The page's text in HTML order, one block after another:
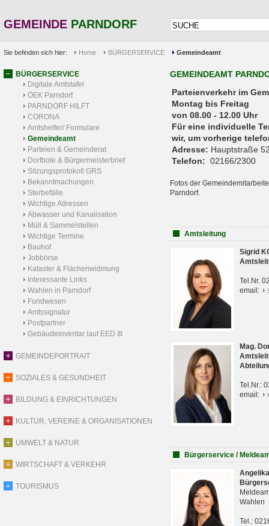
GEMEINDE PARNDORF
Sie befinden sich hier: Home BÜRGERSERVICE Gemeindeamt
BÜRGERSERVICE
Digitale Amtstafel
ÖEK Parndorf
PARNDORF HILFT
CORONA
Amtshelfer/ Formulare
Gemeindeamt
Parteien & Gemeinderat
Dorfbote & Bürgermeisterbrief
Sitzungsprotokoll GRS
Bekanntmachungen
Sterbefälle
Wichtige Adressen
Abwasser und Kanalisation
Müll & Sammelstellen
Wichtige Termine
Bauhof
Jobbörse
Kataster & Flächenwidmung
Interessante Links
Wahlen in Parndorf
Fundwesen
Amtssignatur
Postpartner
Gebäudeinventar laut EED III
GEMEINDEPORTRAIT
SOZIALES & GESUNDHEIT
BILDUNG & EINRICHTUNGEN
KULTUR, VEREINE & ORGANISATIONEN
UMWELT & NATUR
WIRTSCHAFT & VERKEHR
TOURISMUS
GEMEINDEAMT
Parteienverkehr
Montag bis Freitag
von 08.00 - 12.00 Uhr
Für eine individuelle
wir, um vorherige
Adresse: Hauptstraße
Telefon: 02166/2300
Fotos der
Parndorf.
Amtsleitung
Sigrid
Tel.Nr.
email:
Mag.
Tel.Nr.:
email:
Bürgerservice /
Wahlen
Tel.: